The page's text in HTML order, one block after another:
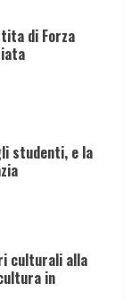
di Forza
studenti, e la
culturali alla
in